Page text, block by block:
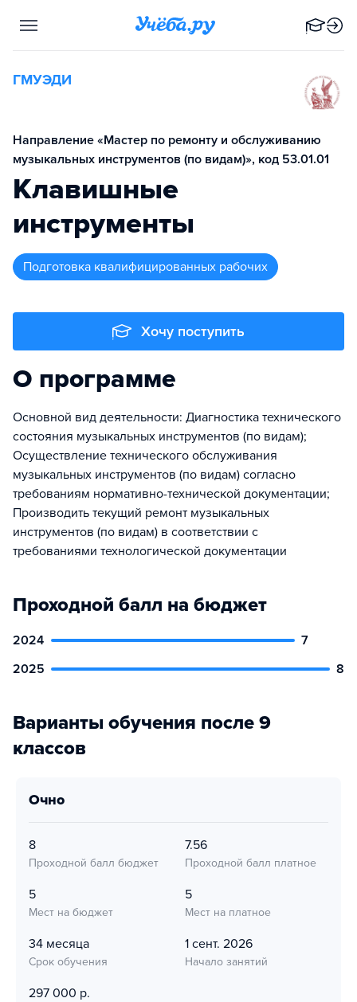
ГМУЭДИ
Направление «Мастер по ремонту и обслуживанию
музыкальных инструментов (по видам)», код 53.01.01
Клавишные
инструменты
подготовка квалифицированных рабочих
Хочу поступить
О программе
Основной вид деятельности: Диагностика технического
состояния музыкальных инструментов (по видам);
Осуществление технического обслуживания
музыкальных инструментов (по видам) согласно
требованиям нормативно-технической документации;
Производить текущий ремонт музыкальных
инструментов (по видам) в соответствии с
требованиями технологической документации
Проходной балл на бюджет
2024
7
2025
8
Варианты обучения после 9
классов
очно
8
Проходной балл бюджет
7.56
Проходной балл платное
5
Мест на бюджет
5
Мест на платное
34 месяца
Срок обучения
1 сент. 2026
Начало занятий
297 000 р.